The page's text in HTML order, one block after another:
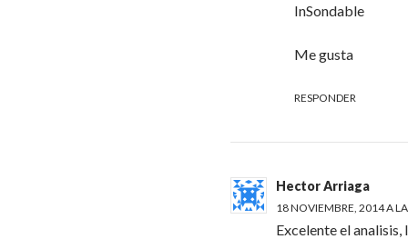
InSondable
Me gusta
RESPONDER
Hector Arriaga
18 NOVIEMBRE, 2014 A
Excelente el